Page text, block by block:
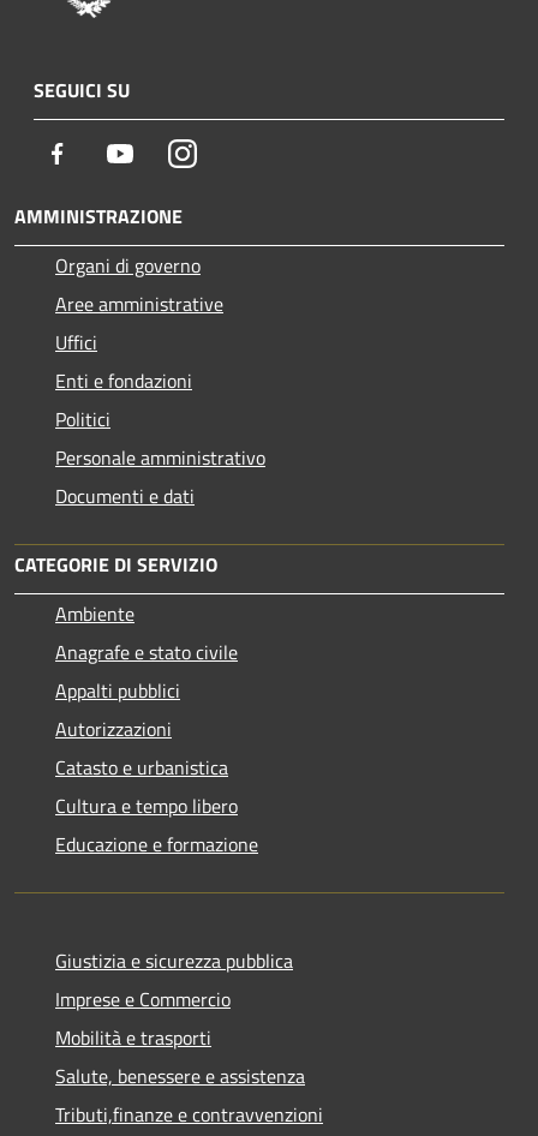
SEGUICI SU
Facebook YoutubeInstagram
AMMINISTRAZIONE
Organi di governo
Aree amministrative
Uffici
Enti e fondazioni
Politici
Personale amministrativo
Documenti e dati
CATEGORIE DI SERVIZIO
Ambiente
Anagrafe e stato civile
Appalti pubblici
Autorizzazioni
Catasto e urbanistica
Cultura e tempo libero
Educazione e formazione
Giustizia e sicurezza pubblica
Imprese e Commercio
Mobilità e trasporti
Salute, benessere e assistenza
Tributi,finanze e contravvenzioni